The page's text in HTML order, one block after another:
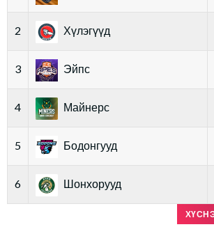
2 Хүлэгүүд
3 Эйпс
4 Майнерс
5 Бодонгууд
6 Шонхорууд